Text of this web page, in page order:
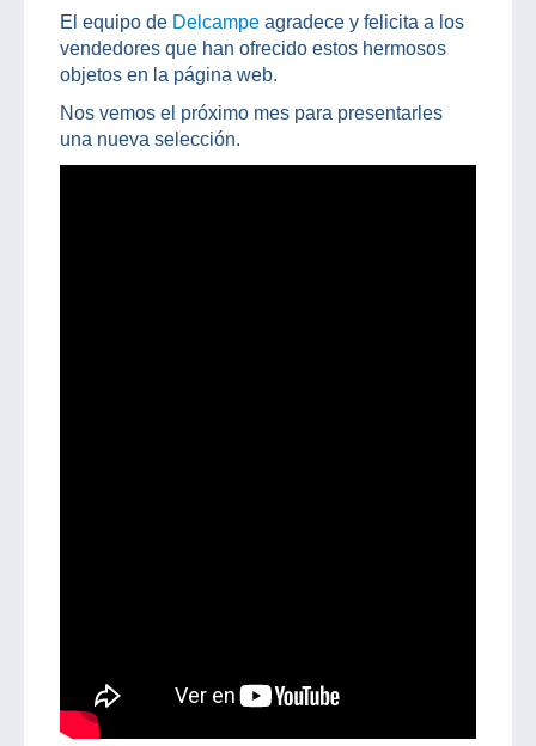
El equipo de Delcampe agradece y felicita a los
vendedores que han ofrecido estos hermosos
objetos en la página web.
Nos vemos el próximo mes para presentarles
una nueva selección.